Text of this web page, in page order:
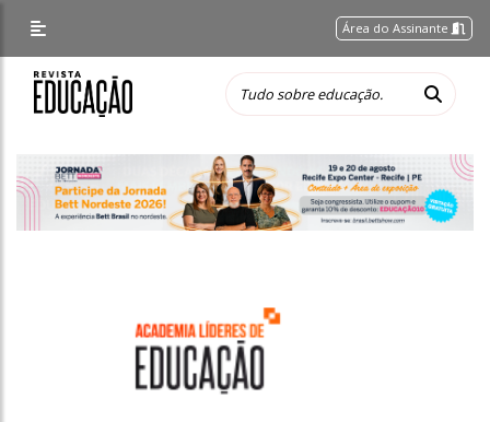
Área do Assinante